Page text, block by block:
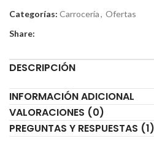
Categorías: Carrocería, Ofertas
Share:
DESCRIPCIÓN
INFORMACIÓN ADICIONAL
VALORACIONES (0)
PREGUNTAS Y RESPUESTAS (1)